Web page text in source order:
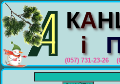
КАН
i
(057) 731-23-26